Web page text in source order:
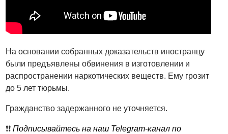
На основании собранных доказательств иностранцу
были предъявлены обвинения в изготовлении и
распространении наркотических веществ. Ему грозит
до 5 лет тюрьмы.
Гражданство задержанного не уточняется.
❗️❗️Подписывайтесь на наш Telegram-канал по